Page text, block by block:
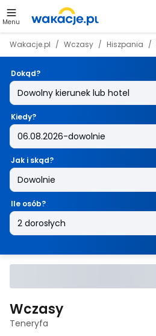
Menu
Wakacje.pl Wczasy Hiszpania
Dokąd?
Kiedy?
Jak i skąd?
Ile osób?
Wczasy
Teneryfa